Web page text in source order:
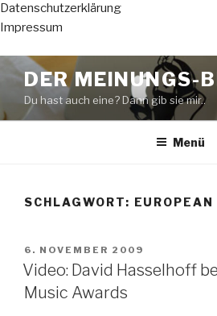
Datenschutzerklärung
Impressum
Zum
Inhalt
springen
DER MEINUNGS-
Du hast auch eine? Dann gib sie mir..
Menü
SCHLAGWORT:
VERÖFFENTLICHT
AM
6. NOVEMBER 2009
Video: David Hasselhoff
Music Awards